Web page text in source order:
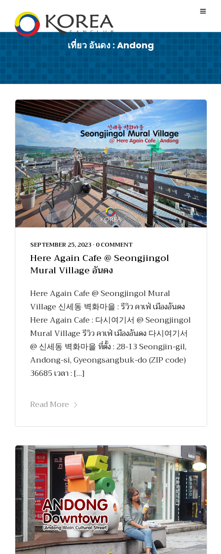
เที่ยว อันดง : Andong
SEPTEMBER 25, 2023 • 0 COMMENT
Here Again Cafe @ Seongjingol
Mural Village อันดง
Here Again Cafe @ Seongjingol Mural
Village 신세동 벽화마을 : รีวิว คาเฟ่ เมืองอันดง
Here Again Cafe : 다시여기서 @ Seongjingol
Mural Village รีวิว คาเฟ่ เมืองอันดง 다시여기서
@ 신세동 벽화마을 ที่ตั้ง : 28-13 Seongjin-gil,
Andong-si, Gyeongsangbuk-do (ZIP code)
36685 เวลา : […]
Read More